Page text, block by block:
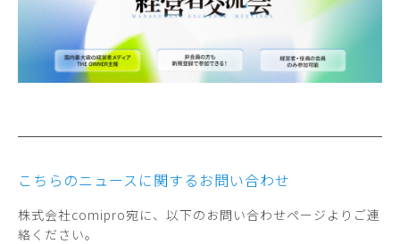
こちらのニュースに関するお問い合わせ
株式会社comipro宛に、以下のお問い合わせページよりご連
絡ください。